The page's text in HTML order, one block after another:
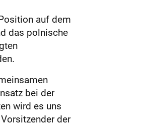
auf dem
das polnische
bei der
wird es uns
der